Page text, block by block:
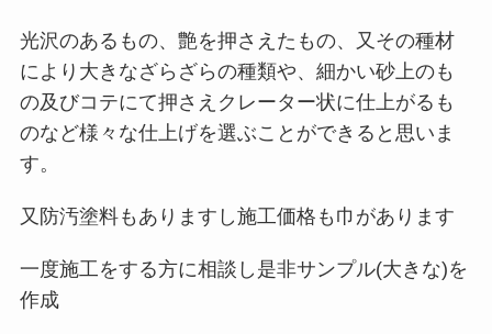
光沢のあるもの、艶を押さえたもの、又その種材
により大きなざらざらの種類や、細かい砂上のも
の及びコテにて押さえクレーター状に仕上がるも
のなど様々な仕上げを選ぶことができると思いま
す。
又防汚塗料もありますし施工価格も巾があります
一度施工をする方に相談し是非サンプル(大きな)を
作成